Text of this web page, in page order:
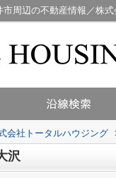
周辺の不動産情報／株
会社トータルハウジング
沢